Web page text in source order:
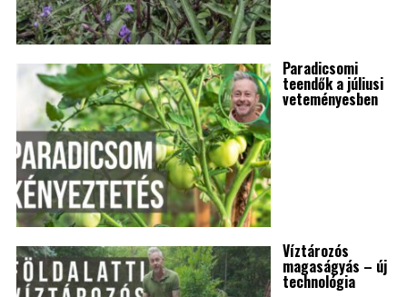
Paradicsomi
teendők a júliusi
veteményesben
Víztározós
magaságyás – új
technológia